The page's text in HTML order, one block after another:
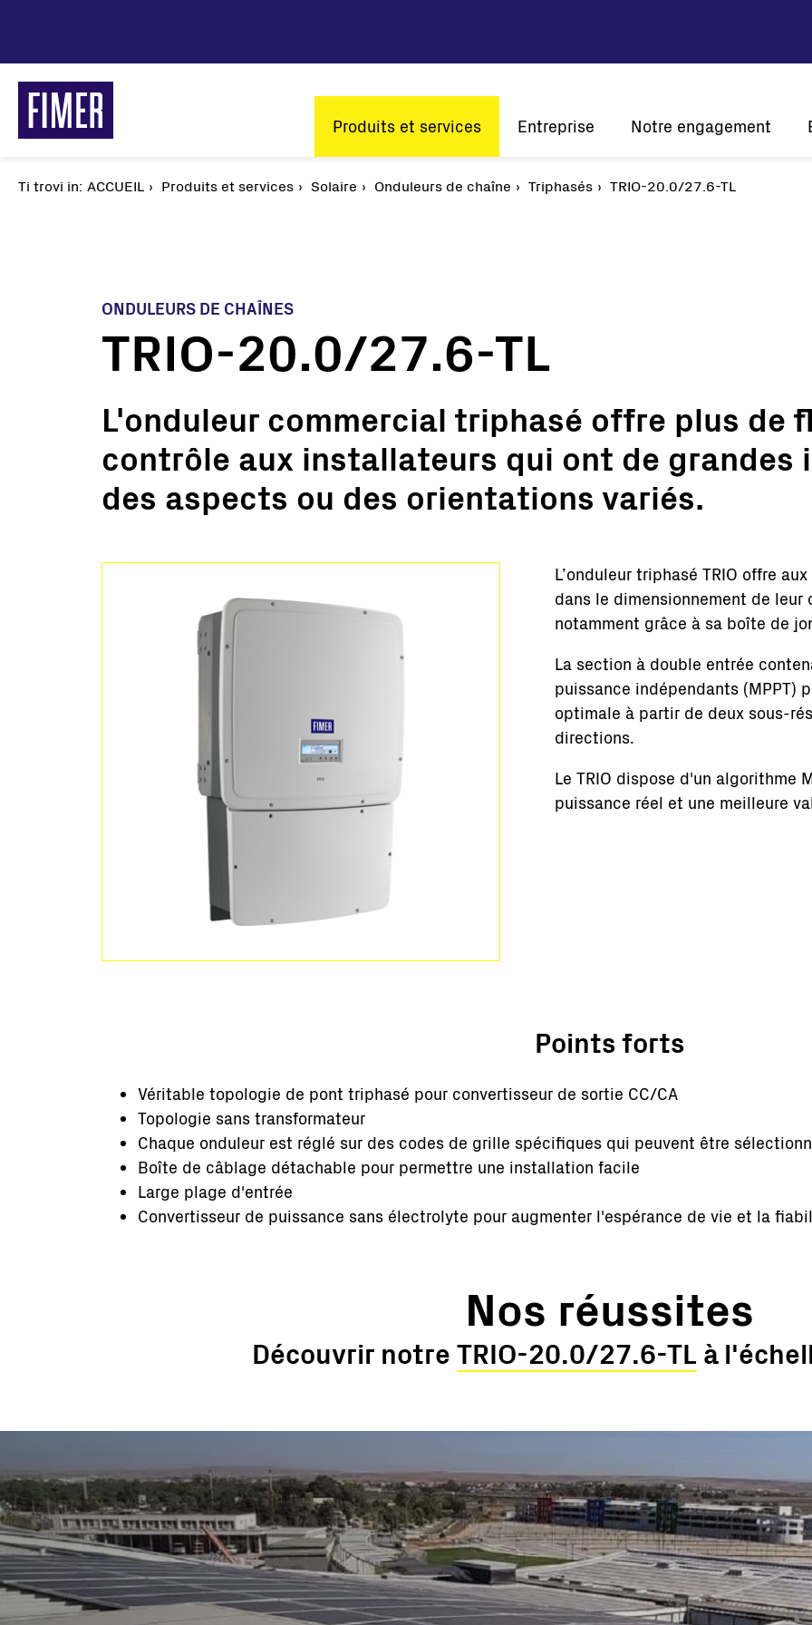
contenu
principal
Main
navigation
Produits et services
Nos solutions
Résidentiel
Grandes Centrales
Micro-réseau
Solaire
Onduleurs de chaîne
Stations clés en main
Supervision et contrôle
Logiciels
Service
Entreprise
Vision et mission
Notre engagement
Développement durable
Ti trovi in: Fil
ACCUEIL Produits et services Solaire Onduleurs de chaîne Triphasés TRIO-20.0/27.6-TL
ONDULEURS DE CHAÎNES
TRIO-20.0/27.6-TL
L'onduleur commercial triphasé offre plus de
contrôle aux installateurs qui ont de grandes
des aspects ou des orientations variés.
L’onduleur triphasé TRIO offre
dans le dimensionnement de
notamment grâce à sa boîte de
La section à double entrée
puissance indépendants (MPPT)
optimale à partir de deux sous-
directions.
Le TRIO dispose d'un algorithme
puissance réel et une meilleure
Points forts
Véritable topologie de pont triphasé pour convertisseur de sortie CC/CA
Topologie sans transformateur
Chaque onduleur est réglé sur des codes de grille spécifiques qui peuvent être
Boîte de câblage détachable pour permettre une installation facile
Large plage d'entrée
Convertisseur de puissance sans électrolyte pour augmenter l'espérance de vie et la
Nos réussites
Découvrir notre TRIO-20.0/27.6-TL à